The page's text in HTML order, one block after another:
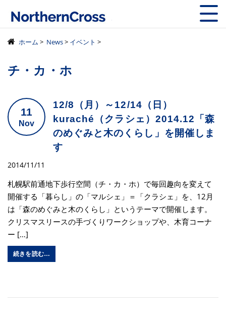
株式会社ノーザン
ホーム > News> イベント >
チ・カ・ホ
11
Nov
12/8（月）～12/14（日）
kuraché（クラシェ）2014.12「森
のめぐみと木のくらし」を開催しま
す
2014/11/11
札幌駅前通地下歩行空間（チ・カ・ホ）で毎回趣向を変えて
開催する「暮らし」の「マルシェ」＝「クラシェ」を、12月
は「森のめぐみと木のくらし」というテーマで開催します。
クリスマスリースの手づくりワークショップや、木育コーナ
ー […]
続きを読む…